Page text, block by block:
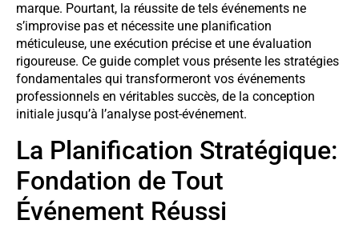
marque. Pourtant, la réussite de tels événements ne
s’improvise pas et nécessite une planification
méticuleuse, une exécution précise et une évaluation
rigoureuse. Ce guide complet vous présente les stratégies
fondamentales qui transformeront vos événements
professionnels en véritables succès, de la conception
initiale jusqu’à l’analyse post-événement.
La Planification Stratégique:
Fondation de Tout
Événement Réussi